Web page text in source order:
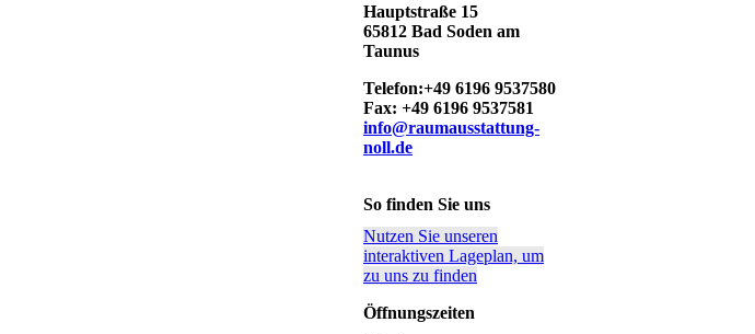
Hauptstraße 15
65812 Bad Soden am
Taunus
Telefon:+49 6196 9537580
Fax: +49 6196 9537581
info@raumausstattung-
noll.de
So finden Sie uns
Nutzen Sie unseren
interaktiven La­ge­plan, um
zu uns zu finden
Öffnungszeiten